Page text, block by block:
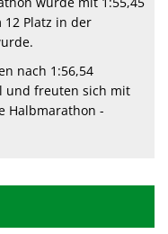
Platz in der
nach 1:56,54
und freuten sich mit
Halbmarathon -